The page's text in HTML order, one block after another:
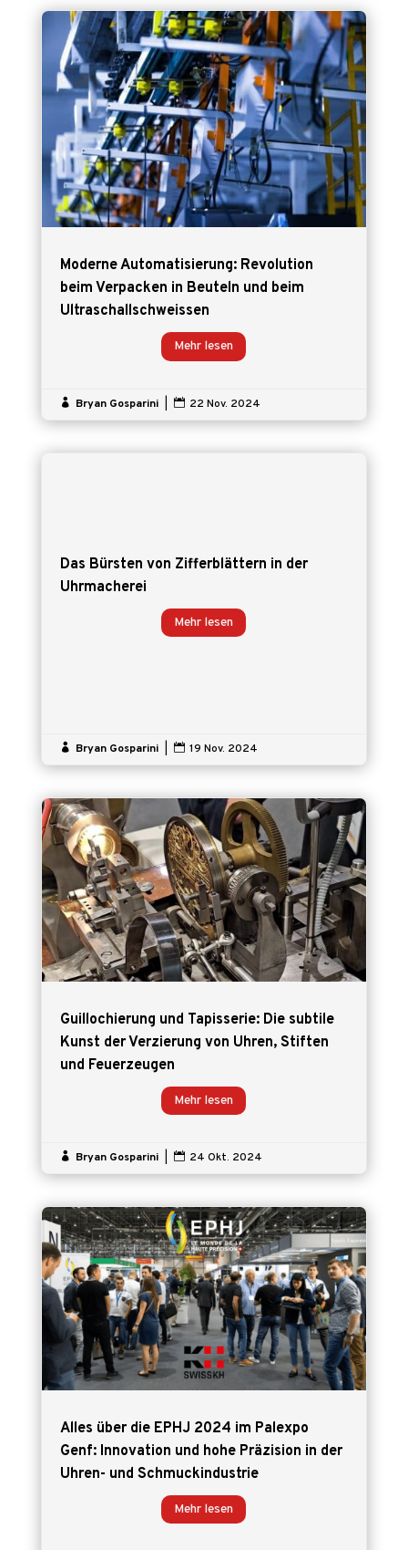
Moderne Automatisierung: Revolution
beim Verpacken in Beuteln und beim
Ultraschallschweissen
Mehr lesen
 Bryan Gosparini  22 Nov. 2024
Das Bürsten von Zifferblättern in der
Uhrmacherei
Mehr lesen
 Bryan Gosparini  19 Nov. 2024
Guillochierung und Tapisserie: Die subtile
Kunst der Verzierung von Uhren, Stiften
und Feuerzeugen
Mehr lesen
 Bryan Gosparini  24 Okt. 2024
Alles über die EPHJ 2024 im Palexpo
Genf: Innovation und hohe Präzision in der
Uhren- und Schmuckindustrie
Mehr lesen